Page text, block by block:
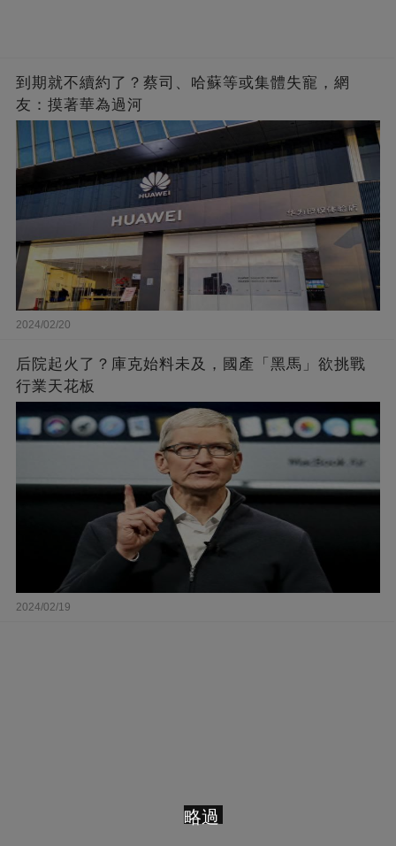
到期就不續約了？蔡司、哈蘇等或集體失寵，網
友：摸著華為過河
2024/02/20
后院起火了？庫克始料未及，國產「黑馬」欲挑戰
行業天花板
2024/02/19
略過